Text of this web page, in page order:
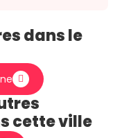
dans le
cette ville